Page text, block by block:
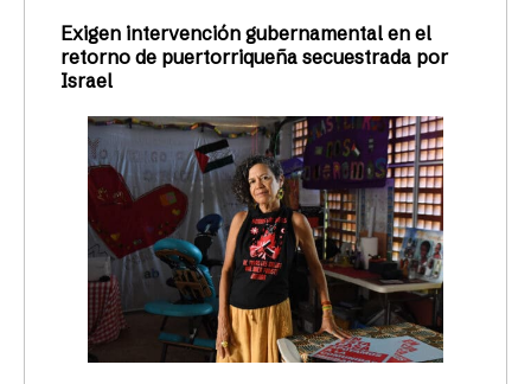
Exigen intervención gubernamental en el
retorno de puertorriqueña secuestrada por
Israel